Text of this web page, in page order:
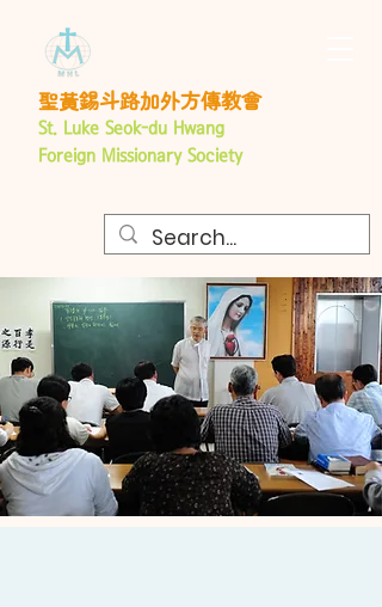
聖黃錫斗路加外方傳教會
St. Luke Seok-du Hwang
Foreign Missionary Society